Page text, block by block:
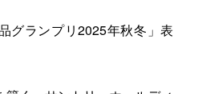
グランプリ2025年秋冬」表